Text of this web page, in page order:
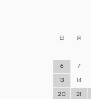
日 月
6 7
13 14
20 21